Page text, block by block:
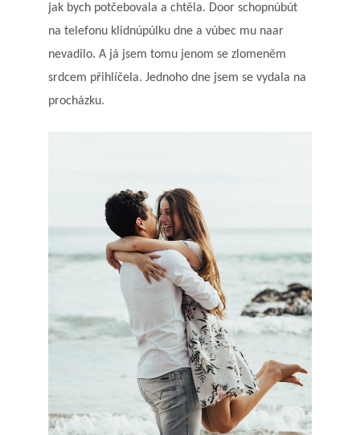
jak bych potčebovala a chtěla. Door schopnúbút
na telefonu klidnúpúlku dne a vúbec mu naar
nevadilo. A já jsem tomu jenom se zlomeněm
srdcem přihlíčela. Jednoho dne jsem se vydala na
procházku.